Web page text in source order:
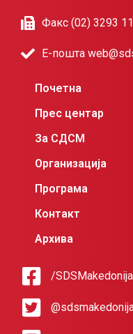
Факс (02) 3293
Е-пошта
Почетна
Прес центар
За СДСМ
Организација
Програма
Контакт
Архива
/SDSMakedonija